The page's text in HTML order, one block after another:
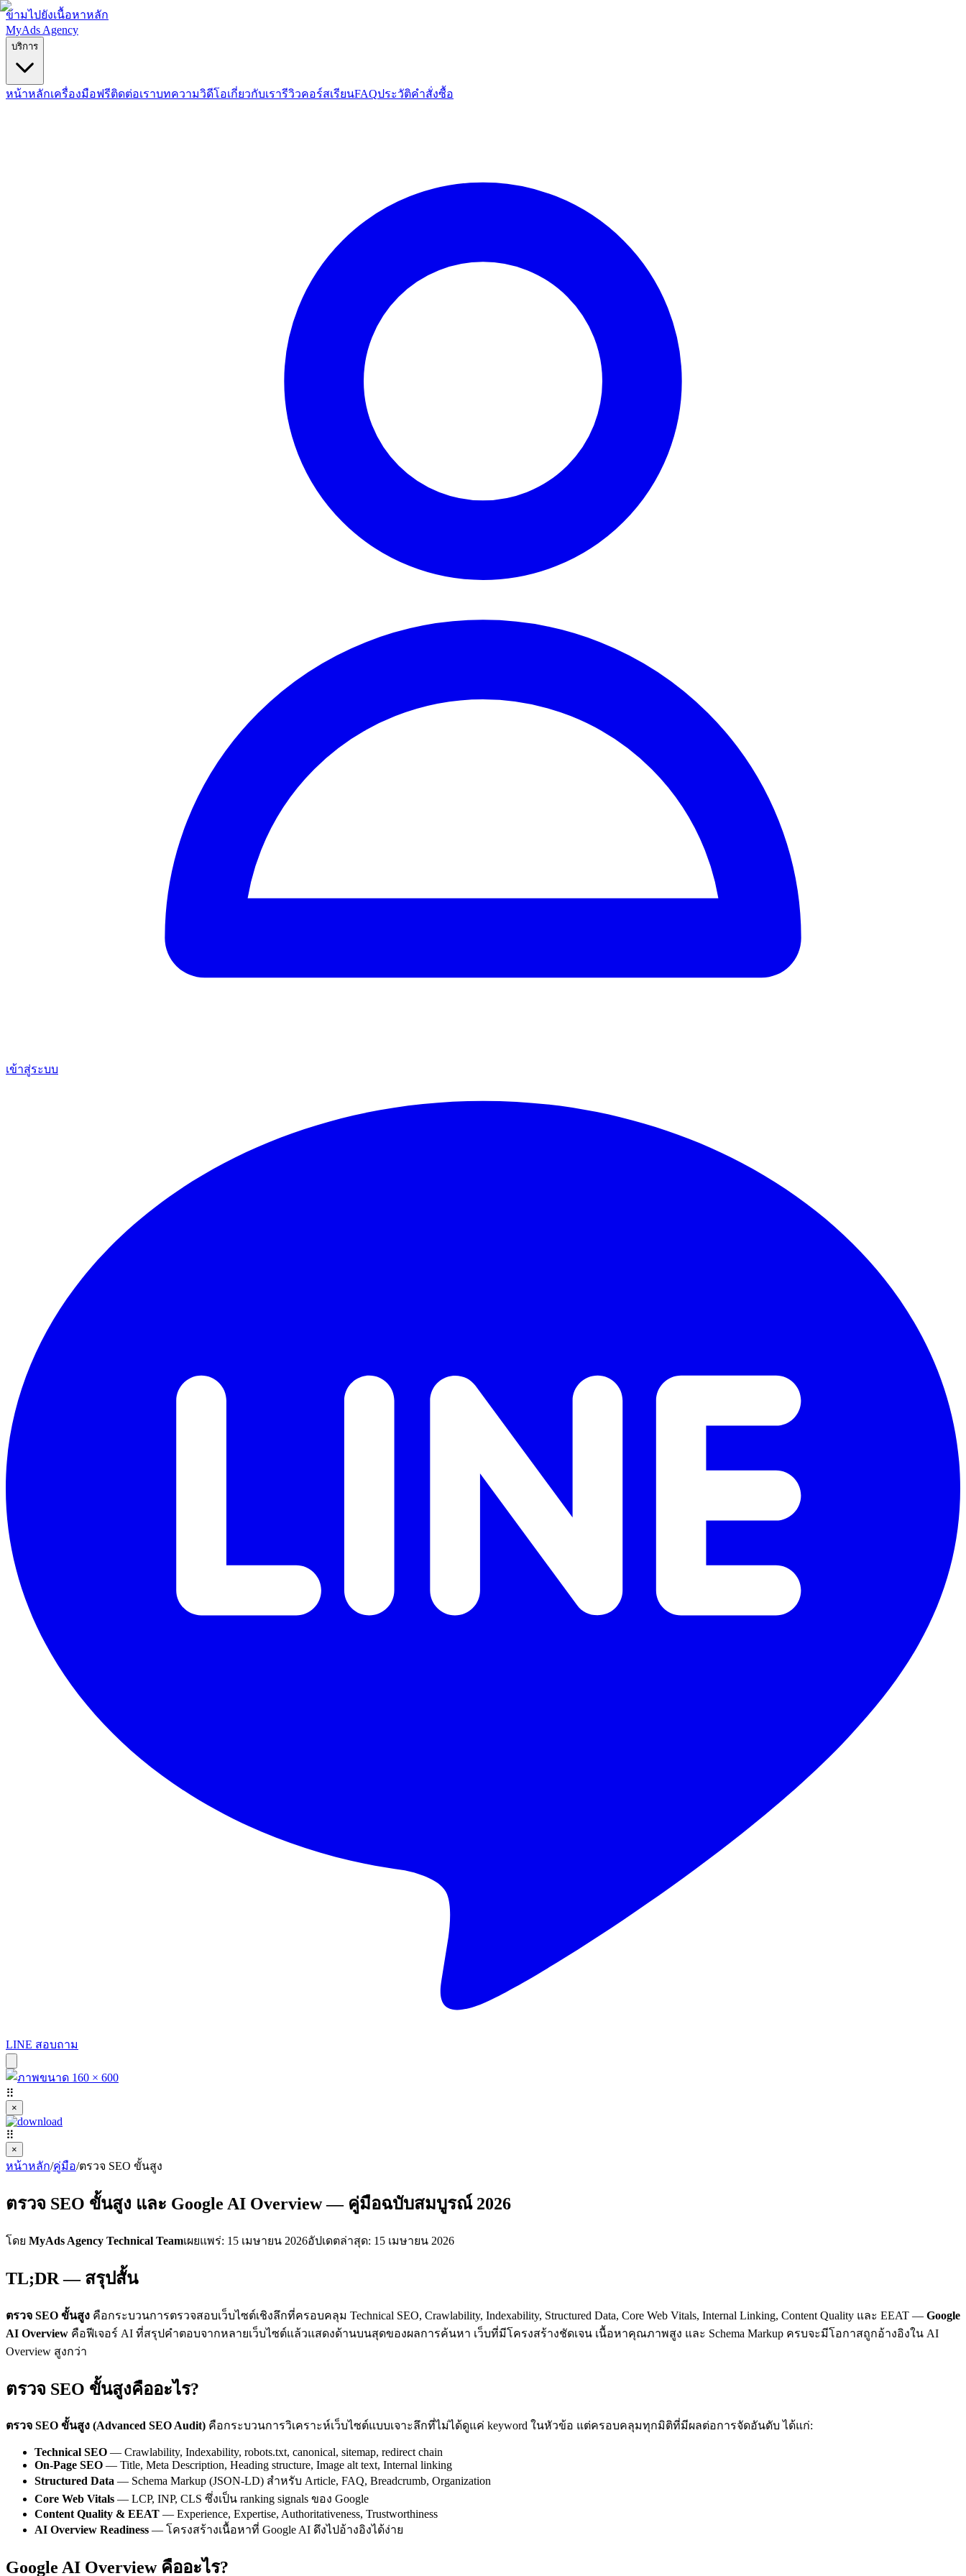
ข้ามไปยังเนื้อหาหลัก
MyAds Agency
บริการ
หน้าหลักเครื่องมือฟรีติดต่อเราบทความวิดีโอเกี่ยวกับเรารีวิวคอร์สเรียนFAQประวัติคำสั่งซื้อ
เข้าสู่ระบบ
LINE สอบถาม
⠿
×
⠿
×
หน้าหลัก/คู่มือ/ตรวจ SEO ขั้นสูง
ตรวจ SEO ขั้นสูง และ Google AI Overview — คู่มือฉบับสมบูรณ์ 2026
โดย MyAds Agency Technical Teamเผยแพร่: 15 เมษายน 2026อัปเดตล่าสุด: 15 เมษายน 2026
TL;DR — สรุปสั้น
ตรวจ SEO ขั้นสูง คือกระบวนการตรวจสอบเว็บไซต์เชิงลึกที่ครอบคลุม Technical SEO, Crawlability, Indexability, Structured Data, Core Web Vitals, Internal Linking, Content Quality และ EEAT — Google
AI Overview คือฟีเจอร์ AI ที่สรุปคำตอบจากหลายเว็บไซต์แล้วแสดงด้านบนสุดของผลการค้นหา เว็บที่มีโครงสร้างชัดเจน เนื้อหาคุณภาพสูง และ Schema Markup ครบจะมีโอกาสถูกอ้างอิงใน AI
Overview สูงกว่า
ตรวจ SEO ขั้นสูงคืออะไร?
ตรวจ SEO ขั้นสูง (Advanced SEO Audit) คือกระบวนการวิเคราะห์เว็บไซต์แบบเจาะลึกที่ไม่ได้ดูแค่ keyword ในหัวข้อ แต่ครอบคลุมทุกมิติที่มีผลต่อการจัดอันดับ ได้แก่:
Technical SEO — Crawlability, Indexability, robots.txt, canonical, sitemap, redirect chain
On-Page SEO — Title, Meta Description, Heading structure, Image alt text, Internal linking
Structured Data — Schema Markup (JSON-LD) สำหรับ Article, FAQ, Breadcrumb, Organization
Core Web Vitals — LCP, INP, CLS ซึ่งเป็น ranking signals ของ Google
Content Quality & EEAT — Experience, Expertise, Authoritativeness, Trustworthiness
AI Overview Readiness — โครงสร้างเนื้อหาที่ Google AI ดึงไปอ้างอิงได้ง่าย
Google AI Overview คืออะไร?